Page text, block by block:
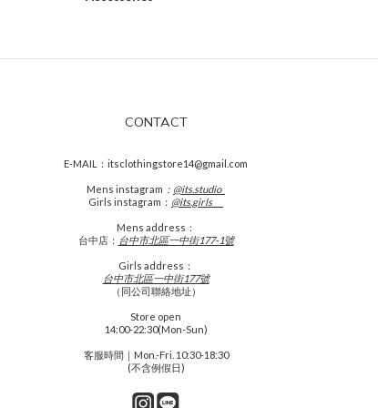
CONTACT
E-MAIL：itsclothingstore14@gmail.com
Mens instagram ： @its.studio_
Girls instagram： @its.girls___
Mens address：
台中店： 台中市北區一中街177-1號
Girls address：
台中市北區一中街177號
（同公司聯絡地址）
Store open
14:00-22:30(Mon-Sun)
客服時間｜Mon.-Fri. 10:30-18:30
(不含例假日)